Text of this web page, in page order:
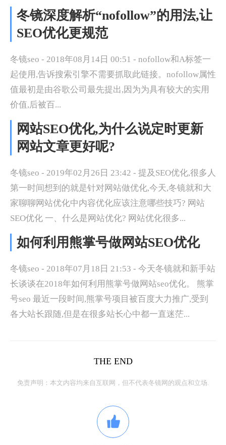
冬镜深度解析“nofollow”的用法,让
SEO优化更规范
冬镜seo - 2018年08月14日 00:51 - nofollow和A标签一
起使用,告诉搜索引擎不需要抓取此链接。nofollow属性
值最初是由谷歌公司最先提出,因为为具有较大的实用
价值,后被百...
网站SEO优化,为什么说定时更新
网站文章更好呢?
冬镜seo - 2019年02月26日 23:42 - 提及SEO优化,很多人
第一时间想到的就是针对网站做优化,今天,冬镜就和大
家聊聊网站优化中内容优化应该注意哪些技巧? 网站
SEO优化 一、什么是网站优化? 网站优化很多...
如何利用熊掌号做网站SEO优化
冬镜seo - 2018年07月18日 21:53 - 今天冬镜就和新手站
长谈谈在2018年如何利用熊掌号做网站seo优化。 熊掌
号seo 最近一段时间,熊掌号项目被百度大力推广,受到
各大站长跟随,但是在很多站长心中都一直迷茫...
THE END
免责声明：本文内容均来自互联网，但不代表冬镜网的观点和立场.